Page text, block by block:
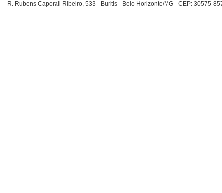
R. Rubens Caporali Ribeiro, 533 - Buritis - Belo Horizonte/MG - CEP: 30575-